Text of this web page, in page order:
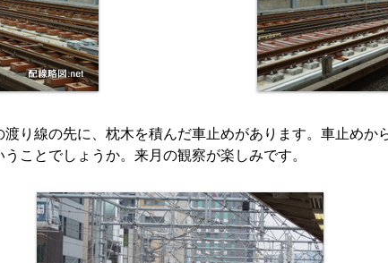
り線の先に、枕木を積んだ車止めがあります。車止めか
ことでしょうか。来月の観察が楽しみです。